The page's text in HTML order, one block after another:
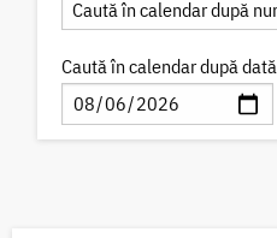
Caută în calendar după dată